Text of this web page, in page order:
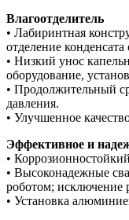
Влагоотделитель
• Лабиринтная
отделение конденсата
• Низкий унос
оборудование,
• Продолжительный
давления.
• Улучшенное
Эффективное и
•
• Высоконадежные
роботом; исключение
• Установка